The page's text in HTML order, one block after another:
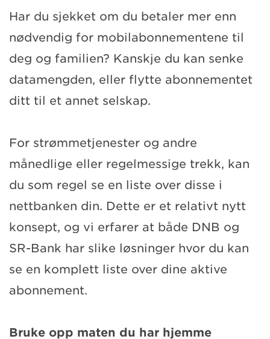
Har du sjekket om du betaler mer enn
nødvendig for mobilabonnementene til
deg og familien? Kanskje du kan senke
datamengden, eller flytte abonnementet
ditt til et annet selskap.
For strømmetjenester og andre
månedlige eller regelmessige trekk, kan
du som regel se en liste over disse i
nettbanken din. Dette er et relativt nytt
konsept, og vi erfarer at både DNB og
SR-Bank har slike løsninger hvor du kan
se en komplett liste over dine aktive
abonnement.
Bruke opp maten du har hjemme